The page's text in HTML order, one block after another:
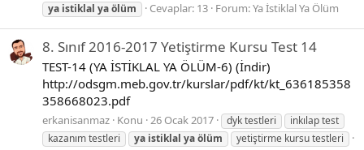
ya istiklal yaölüm Cevaplar: 13 Forum:Ya İstiklal Ya Ölüm
8. Sınıf 2016-2017 Yetiştirme Kursu Test 14
TEST-14 (YA İSTİKLAL YA ÖLÜM-6) (İndir)
http://odsgm.meb.gov.tr/kurslar/pdf/kt/kt_636185358
358668023.pdf
erkanisanmaz Konu 26 Ocak 2017 dyk testleri
inkılap test
kazanım testleri
ya istiklal yaölüm yetiştirme kursu testleri